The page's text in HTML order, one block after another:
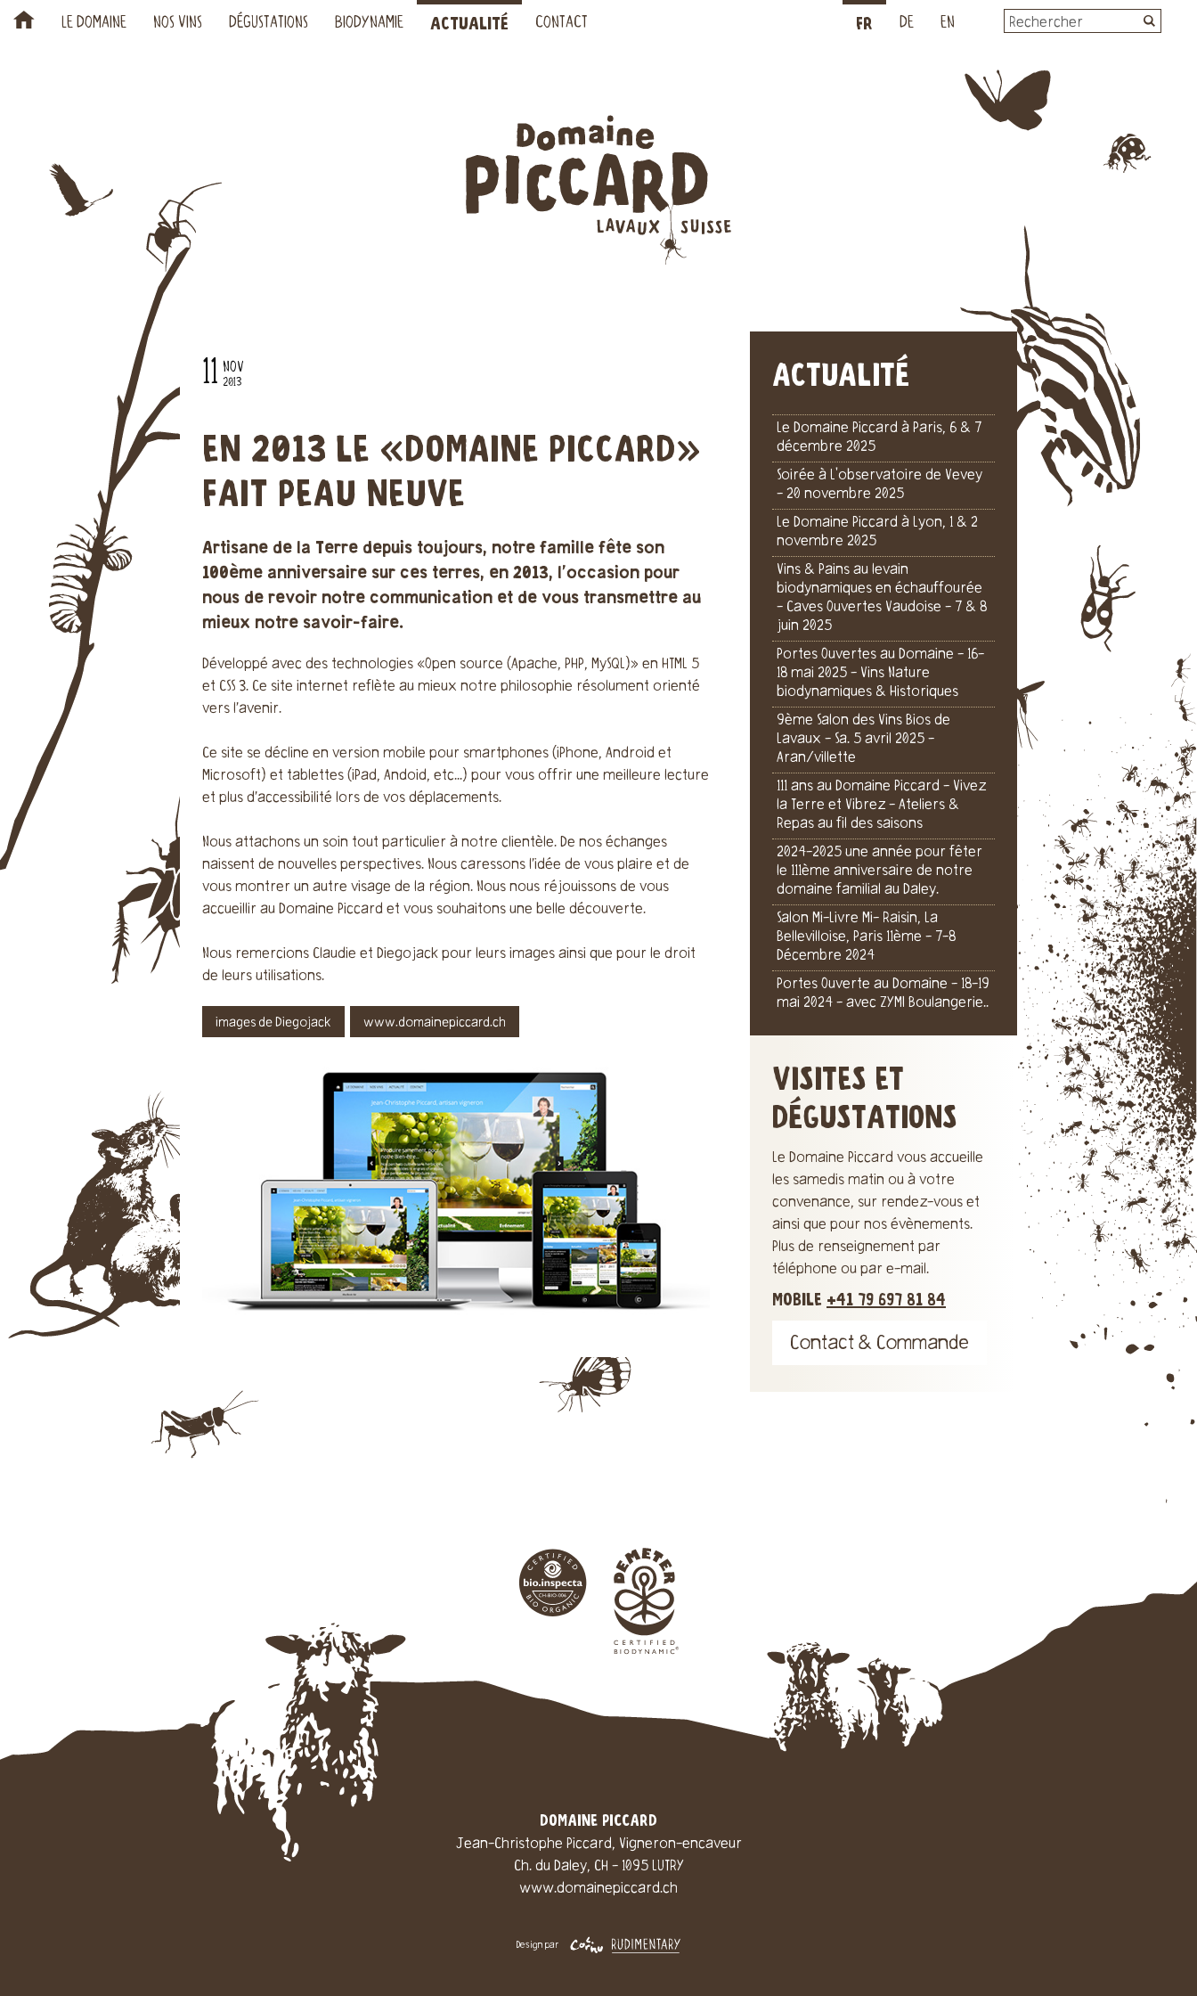
L
H LE DOMAINE NOS VINS DÉGUSTATIONS BIODYNAMIE ACTUALITÉ CONTACT FR DE EN
11 NOV
2013
EN 2013 LE «DOMAINE PICCARD»
FAIT PEAU NEUVE
Artisane de la Terre depuis toujours, notre famille fête son
100ème anniversaire sur ces terres, en 2013, l’occasion pour
nous de revoir notre communication et de vous transmettre au
mieux notre savoir-faire.
Développé avec des technologies «Open source (Apache, PHP, MySQL)» en HTML 5
et CSS 3. Ce site internet reflète au mieux notre philosophie résolument orienté
vers l’avenir.
Ce site se décline en version mobile pour smartphones (iPhone, Android et
Microsoft) et tablettes (iPad, Andoid, etc...) pour vous offrir une meilleure lecture
et plus d’accessibilité lors de vos déplacements.
Nous attachons un soin tout particulier à notre clientèle. De nos échanges
naissent de nouvelles perspectives. Nous caressons l’idée de vous plaire et de
vous montrer un autre visage de la région. Nous nous réjouissons de vous
accueillir au Domaine Piccard et vous souhaitons une belle découverte.
Nous remercions Claudie et Diegojack pour leurs images ainsi que pour le droit
de leurs utilisations.
images de Diegojack www.domainepiccard.ch
ACTUALITÉ
Le Domaine Piccard à Paris, 6 & 7
décembre 2025
Soirée à L'observatoire de Vevey
- 20 novembre 2025
Le Domaine Piccard à Lyon, 1 & 2
novembre 2025
Vins & Pains au levain
biodynamiques en échauffourée
- Caves Ouvertes Vaudoise - 7 & 8
juin 2025
Portes Ouvertes au Domaine - 16-
18 mai 2025 - Vins Nature
biodynamiques & Historiques
9ème Salon des Vins Bios de
Lavaux - Sa. 5 avril 2025 -
Aran/villette
111 ans au Domaine Piccard - Vivez
la Terre et Vibrez - Ateliers &
Repas au fil des saisons
2024-2025 une année pour fêter
le 111ème anniversaire de notre
domaine familial au Daley.
Salon Mi-Livre Mi- Raisin, La
Bellevilloise, Paris 11ème - 7-8
Décembre 2024
Portes Ouverte au Domaine - 18-19
mai 2024 - avec ZYMI Boulangerie..
VISITES ET
DÉGUSTATIONS
Le Domaine Piccard vous accueille
les samedis matin ou à votre
convenance, sur rendez-vous et
ainsi que pour nos évènements.
Plus de renseignement par
téléphone ou par e-mail.
MOBILE +41 79 697 81 84
Contact & Commande
DOMAINE PICCARD
Jean-Christophe Piccard, Vigneron-encaveur
Ch. du Daley, CH - 1095 LUTRY
www.domainepiccard.ch
Design par